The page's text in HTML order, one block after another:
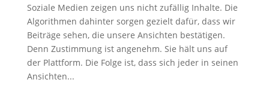
Soziale Medien zeigen uns nicht zufällig Inhalte. Die
Algorithmen dahinter sorgen gezielt dafür, dass wir
Beiträge sehen, die unsere Ansichten bestätigen.
Denn Zustimmung ist angenehm. Sie hält uns auf
der Plattform. Die Folge ist, dass sich jeder in seinen
Ansichten...